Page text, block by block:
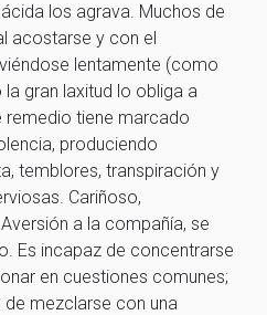
los agrava. Muchos de
acostarse y con el
lentamente (como
la gran laxitud lo obliga a
remedio tiene marcado
produciendo
temblores, transpiración y
Cariñoso,
a la compañía, se
Es incapaz de concentrarse
en cuestiones comunes;
de mezclarse con una